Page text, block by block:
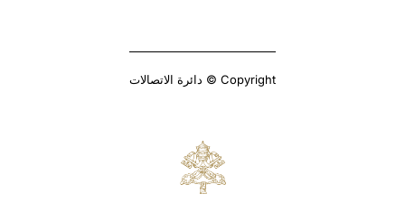
Copyright © دائرة الاتصالات